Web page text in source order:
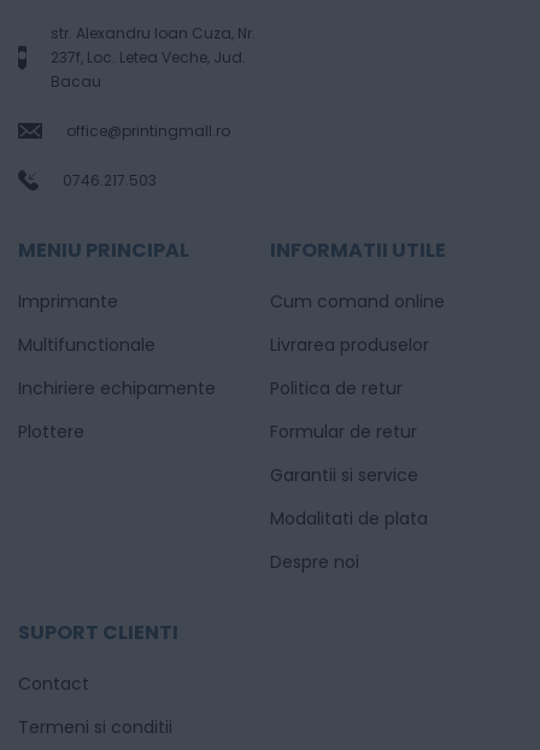
str. Alexandru Ioan Cuza, Nr.
237f, Loc. Letea Veche, Jud.
Bacau
office@printingmall.ro
0746.217.503
MENIU PRINCIPAL
Imprimante
Multifunctionale
Inchiriere echipamente
Plottere
INFORMATII UTILE
Cum comand online
Livrarea produselor
Politica de retur
Formular de retur
Garantii si service
Modalitati de plata
Despre noi
SUPORT CLIENTI
Contact
Termeni si conditii